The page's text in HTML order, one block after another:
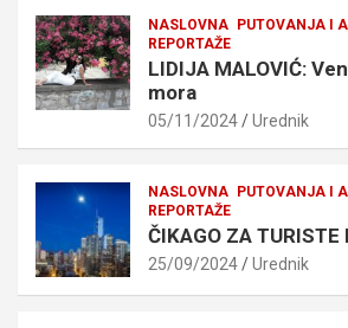
NASLOVNA PUTOVANJA I
REPORTAŽE
LIDIJA MALOVIĆ:
mora
05/11/2024 Urednik
NASLOVNA PUTOVANJA I
REPORTAŽE
ČIKAGO ZA TURISTE
25/09/2024 Urednik